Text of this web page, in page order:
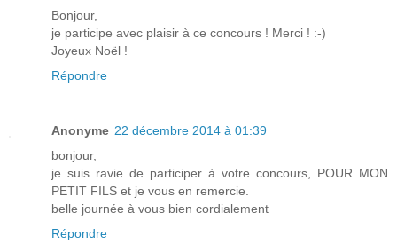
Bonjour,
je participe avec plaisir à ce concours ! Merci ! :-)
Joyeux Noël !
Répondre
Anonyme 22 décembre 2014 à 01:39
bonjour,
je suis ravie de participer à votre concours, POUR MON
PETIT FILS et je vous en remercie.
belle journée à vous bien cordialement
Répondre